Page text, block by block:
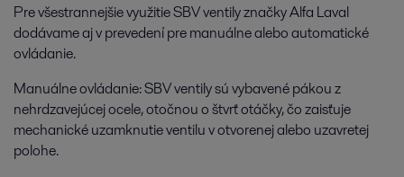
Pre všestrannejšie využitie SBV ventily značky Alfa Laval
dodávame aj v prevedení pre manuálne alebo automatické
ovládanie.
Manuálne ovládanie: SBV ventily sú vybavené pákou z
nehrdzavejúcej ocele, otočnou o štvrť otáčky, čo zaisťuje
mechanické uzamknutie ventilu v otvorenej alebo uzavretej
polohe.